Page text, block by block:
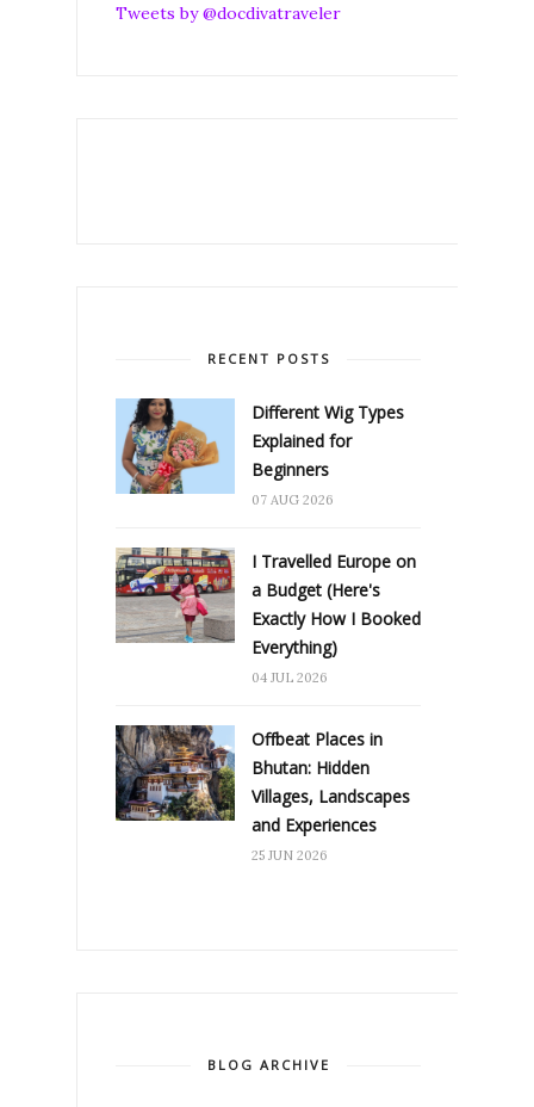
Tweets by @docdivatraveler
RECENT POSTS
Different Wig Types
Explained for
Beginners
07 AUG 2026
I Travelled Europe on
a Budget (Here's
Exactly How I Booked
Everything)
04 JUL 2026
Offbeat Places in
Bhutan: Hidden
Villages, Landscapes
and Experiences
25 JUN 2026
BLOG ARCHIVE